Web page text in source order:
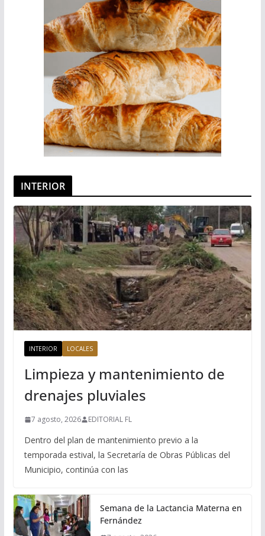
INTERIOR
INTERIOR LOCALES
Limpieza y mantenimiento de
drenajes pluviales
7 agosto, 2026 EDITORIAL FL
Dentro del plan de mantenimiento previo a la
temporada estival, la Secretaría de Obras Públicas del
Municipio, continúa con las
Semana de la Lactancia Materna en
Fernández